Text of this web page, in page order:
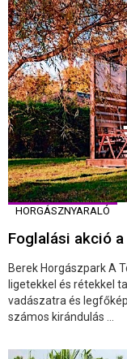
HORGÁSZNYARALÓ
Foglalási akció
Berek Horgászpark A
ligetekkel és rétekkel
vadászatra és
számos kirándulás ...